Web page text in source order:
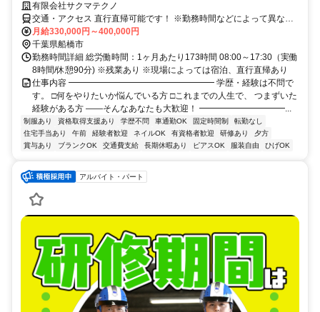
有限会社サクマテクノ
交通・アクセス 直行直帰可能です！ ※勤務時間などによって異なる
場合もございます。
月給330,000円～400,000円
千葉県船橋市
勤務時間詳細 総労働時間：1ヶ月あたり173時間 08:00～17:30（実働
8時間/休憩90分) ※残業あり ※現場によっては宿泊、直行直帰あり
仕事内容 ━━━━━━━━━━━━━━━━━ 学歴・経験は不問で
す。 □何をやりたいか悩んでいる方 □これまでの人生で、 つまずいた
経験がある方 ――そんなあなたも大歓迎！ ━━━━━━━━━━...
制服あり 資格取得支援あり 学歴不問 車通勤OK 固定時間制
転勤なし
住宅手当あり
午前 経験者歓迎 ネイルOK 有資格者歓迎 研修あり
夕方
賞与あり
ブランクOK 交通費支給 長期休暇あり ピアスOK 服装自由 ひげOK
アルバイト・パート